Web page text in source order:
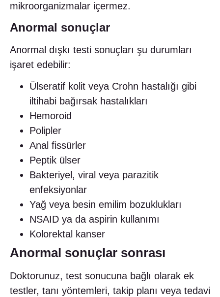
mikroorganizmalar içermez.
Anormal sonuçlar
Anormal dışkı testi sonuçları şu durumları
işaret edebilir:
Ülseratif kolit veya Crohn hastalığı gibi
iltihabi bağırsak hastalıkları
Hemoroid
Polipler
Anal fissürler
Peptik ülser
Bakteriyel, viral veya parazitik
enfeksiyonlar
Yağ veya besin emilim bozuklukları
NSAID ya da aspirin kullanımı
Kolorektal kanser
Anormal sonuçlar sonrası
Doktorunuz, test sonucuna bağlı olarak ek
testler, tanı yöntemleri, takip planı veya tedavi